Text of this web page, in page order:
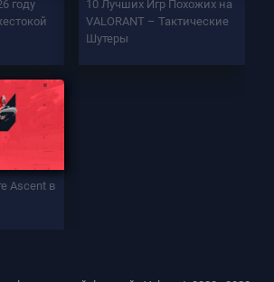
году
10 Лучших Игр Похожих на
VALORANT – Тактические
Шутеры
Ascent в